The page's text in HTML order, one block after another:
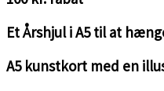
Et Årshjul i A5 til at
A5 kunstkort med en